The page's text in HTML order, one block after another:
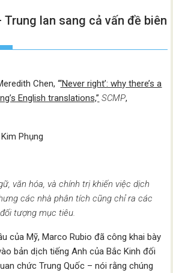
Trung lan sang cả vấn đề biên
Chen, “‘Never right’: why there’s a
English translations,” SCMP,
Phụng
văn hóa, và chính trị khiến việc dịch
các nhà phân tích cũng chỉ ra các
tượng mục tiêu.
của Mỹ, Marco Rubio đã công khai bày
bản dịch tiếng Anh của Bắc Kinh đối
chức Trung Quốc – nói rằng chúng